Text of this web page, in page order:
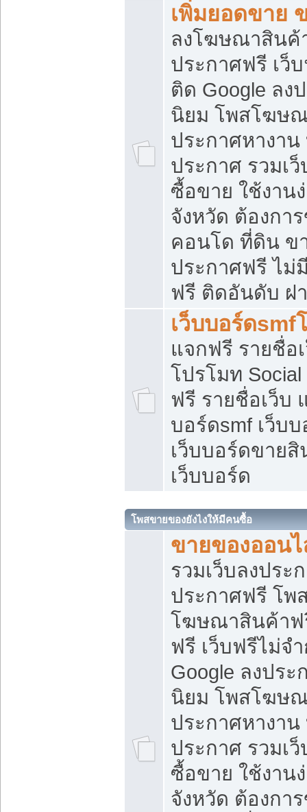
เพิ่มยอดขาย
ลงโฆษณาสิน
ประกาศฟรี เว็
ติด Google ลง
นิยม โพสโฆษ
ประกาศหางาน
ประกาศ รวมเ
ซื้อขาย ใช้งาน
จังหวัด ต้องกา
คอนโด ที่ดิน ข
ประกาศฟรี ไม่
ฟรี ติดอันดับ ฝ
เว็บบอร์ดsmf
แจกฟรี รายชื่อ
โปรโมท
ฟรี รายชื่อเว็บ
บอร์ดsmf เว็บ
เว็บบอร์ดขาย
เว็บบอร์ด
โพสขายของยังไงให้มีคนซื้อ
ขายของออน
รวมเว็บลงประ
ประกาศฟรี โพ
โฆษณาสินค้าฟ
ฟรี เว็บฟรีไม่จ
Google ลงปร
นิยม โพสโฆษ
ประกาศหางาน
ประกาศ รวมเ
ซื้อขาย ใช้งาน
จังหวัด ต้องกา